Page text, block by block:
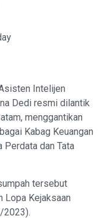
Intelijen
Dedi resmi dilantik
menggantikan
Kabag Keuangan
Perdata dan Tata
tersebut
Lopa Kejaksaan
2023).